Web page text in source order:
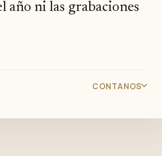
año ni las grabaciones
CONTANOS